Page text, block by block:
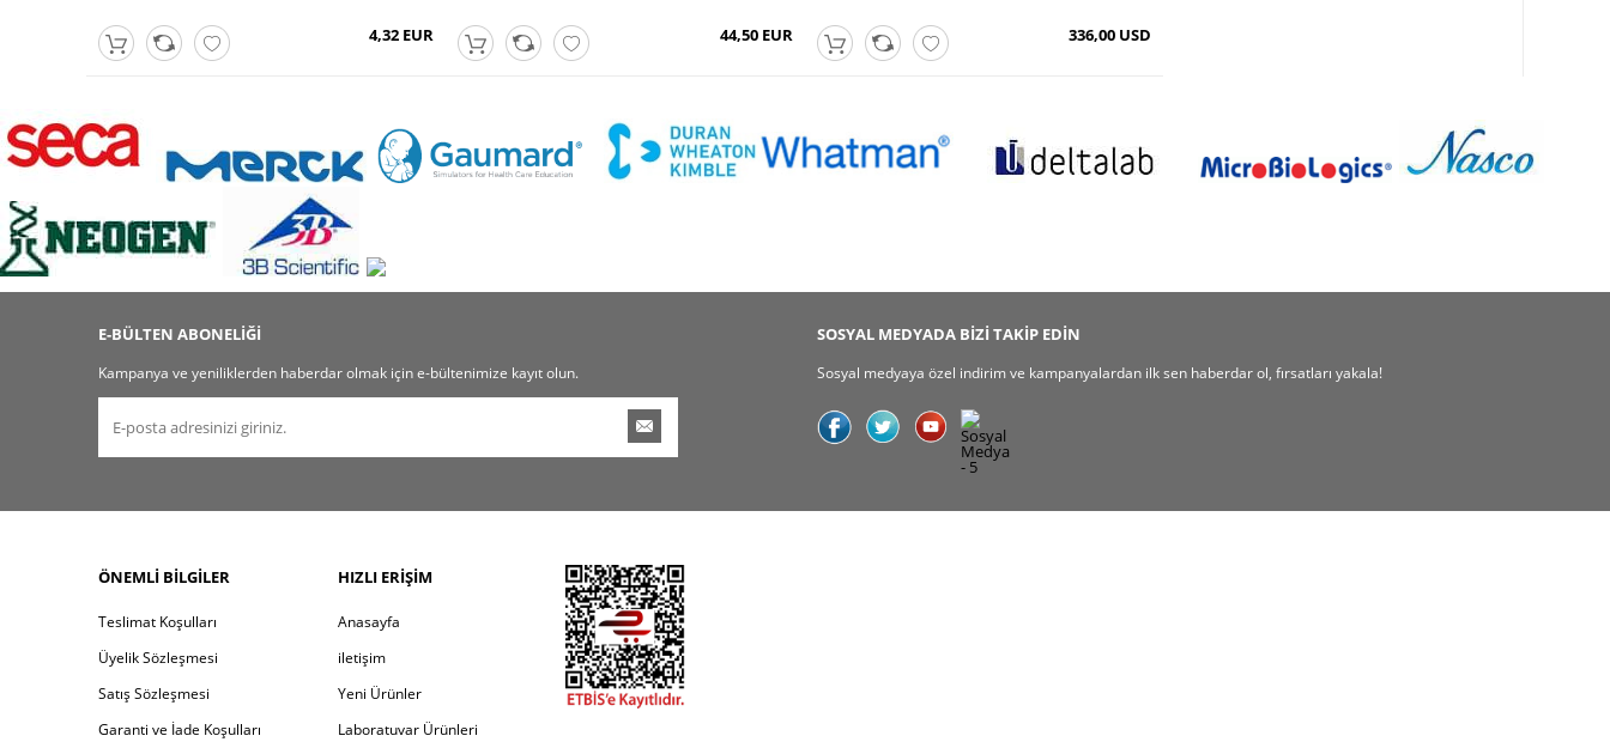
4,32 EUR 44,50 EUR 336,00 USD
E-BÜLTEN ABONELİĞİ
Kampanya ve yeniliklerden haberdar olmak için e-bültenimize kayıt olun.
SOSYAL MEDYADA BİZİ TAKİP EDİN
Sosyal medyaya özel indirim ve kampanyalardan ilk sen haberdar ol, fırsatları yakala!
ÖNEMLI BILGILER
Teslimat Koşulları
Üyelik Sözleşmesi
Satış Sözleşmesi
Garanti ve İade Koşulları
HIZLI ERIŞIM
Anasayfa
iletişim
Yeni Ürünler
Laboratuvar Ürünleri